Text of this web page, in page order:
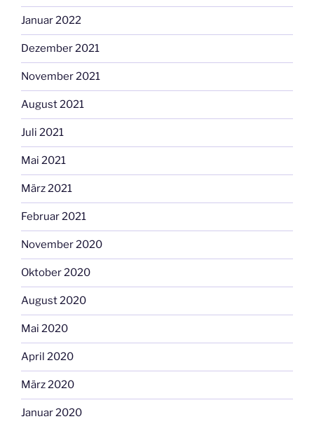
Januar 2022
Dezember 2021
November 2021
August 2021
Juli 2021
Mai 2021
März 2021
Februar 2021
November 2020
Oktober 2020
August 2020
Mai 2020
April 2020
März 2020
Januar 2020